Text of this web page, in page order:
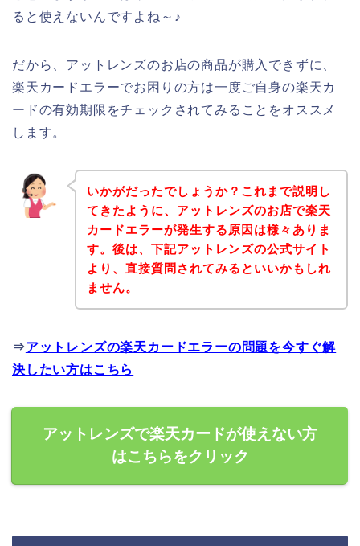
ると使えないんですよね～♪
だから、アットレンズのお店の商品が購入できずに、
楽天カードエラーでお困りの方は一度ご自身の楽天カ
ードの有効期限をチェックされてみることをオススメ
します。
いかがだったでしょうか？これまで説明し
てきたように、アットレンズのお店で楽天
カードエラーが発生する原因は様々ありま
す。後は、下記アットレンズの公式サイト
より、直接質問されてみるといいかもしれ
ません。
⇒アットレンズの楽天カードエラーの問題を今すぐ解
決したい方はこちら
アットレンズで楽天カードが使えない方
はこちらをクリック